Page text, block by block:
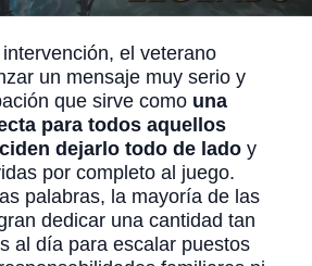
el veterano
un mensaje muy serio y
que sirve como una
para todos aquellos
dejarlo todo de lado y
por completo al juego.
palabras, la mayoría de las
dedicar una cantidad tan
al día para escalar puestos